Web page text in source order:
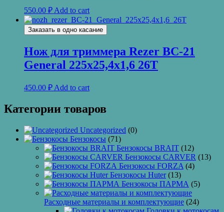
550.00 ₽ Add to cart
Заказать в одно касание
Нож для триммера Rezer ВС-21
General 225х25,4х1,6 26T
450.00 ₽ Add to cart
Категории товаров
Uncategorized (0)
Бензокосы (71)
Бензокосы BRAIT (12)
Бензокосы CARVER (13)
Бензокосы FORZA (4)
Бензокосы Huter (13)
Бензокосы ПАРМА (5)
Расходные материалы и комплектующие (24)